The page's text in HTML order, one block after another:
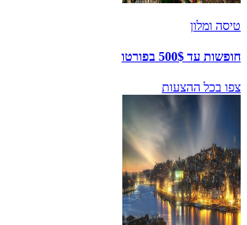
טיסה ומלון
חופשות עד 500$ בפורטו
צפו בכל ההצעות